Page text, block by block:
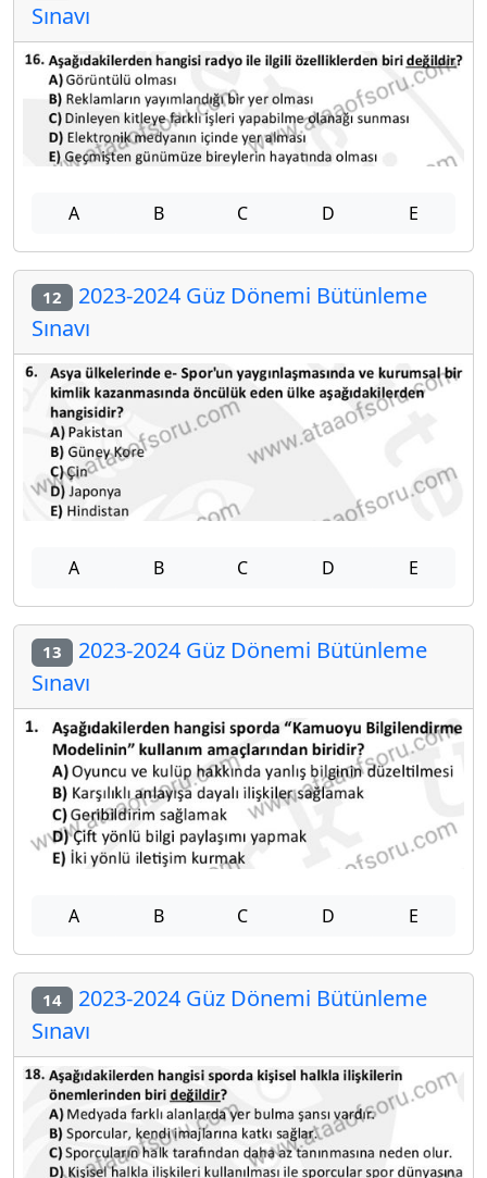
Sınavı
A B C D E
12 2023-2024 Güz Dönemi Bütünleme
Sınavı
A B C D E
13 2023-2024 Güz Dönemi Bütünleme
Sınavı
A B C D E
14 2023-2024 Güz Dönemi Bütünleme
Sınavı